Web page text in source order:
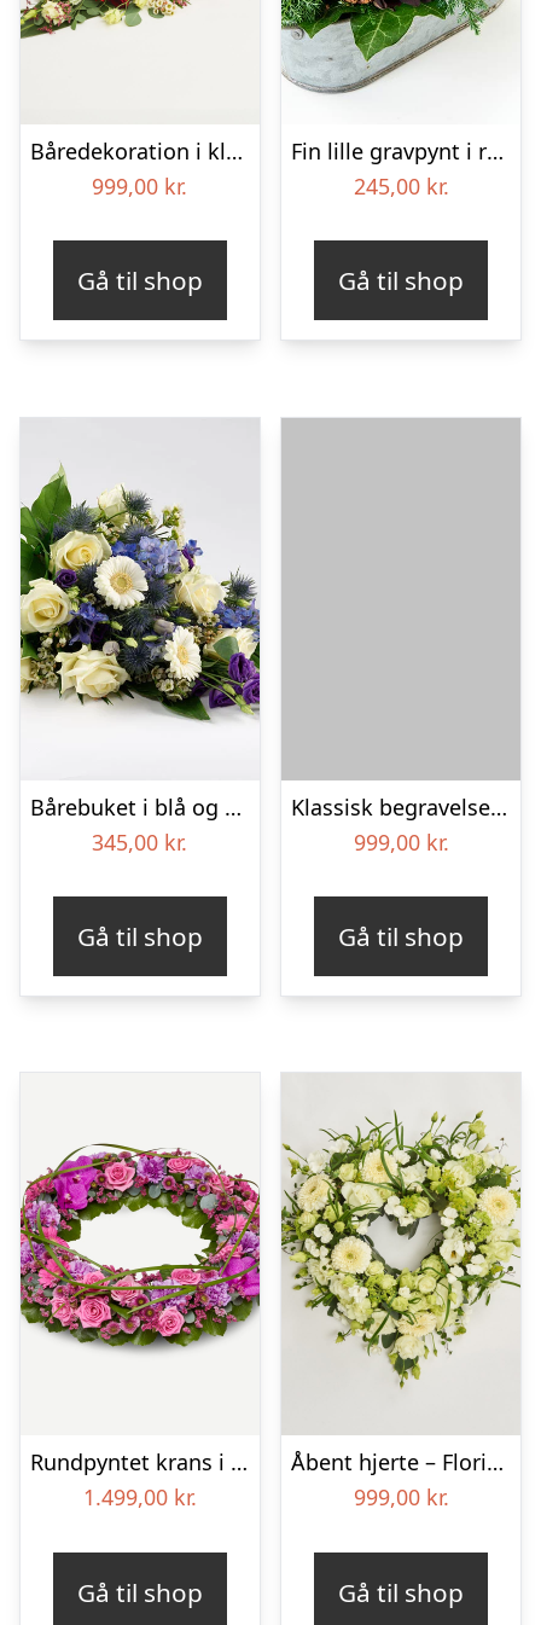
Båredekoration i klassisk stil – rød og hvid
999,00 kr.
Gå til shop
Fin lille gravpynt i rød, floristens valg – Blomster til begravelse
245,00 kr.
Gå til shop
Bårebuket i blå og hvide nuancer – Blomster til begravelse
345,00 kr.
Gå til shop
Klassisk begravelses­krans
999,00 kr.
Gå til shop
Rundpyntet krans i klassisk stil – pink
1.499,00 kr.
Gå til shop
Åbent hjerte – Floristens kreative valg
999,00 kr.
Gå til shop